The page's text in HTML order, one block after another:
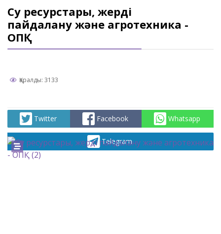
Су ресурстары, жерді
пайдалану және агротехника -
ОПҚ
Қаралды: 3133
Twitter Facebook Whatsapp
Telegram